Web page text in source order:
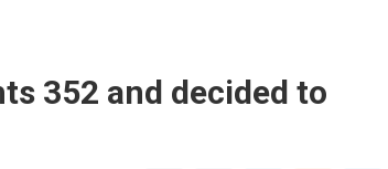
352 and decided to